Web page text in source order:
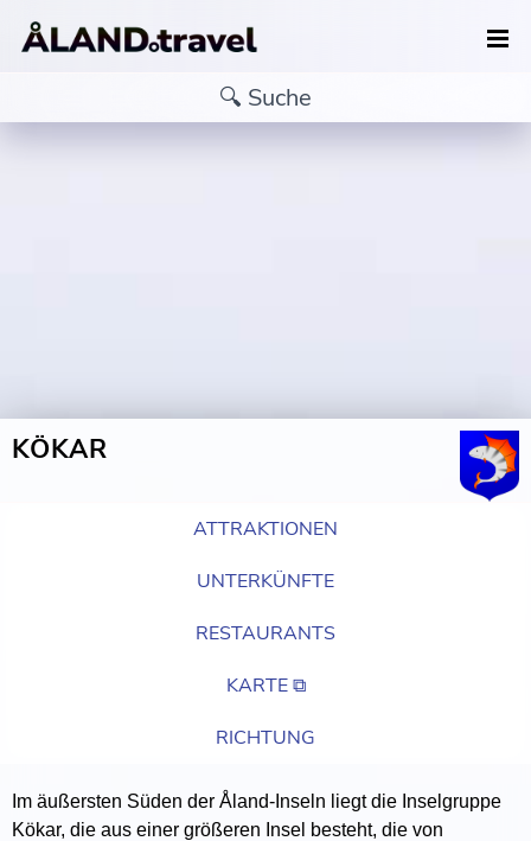
KÖKAR
ATTRAKTIONEN
UNTERKÜNFTE
RESTAURANTS
KARTE ⧉
RICHTUNG
Im äußersten Süden der Åland-Inseln liegt die Inselgruppe
Kökar, die aus einer größeren Insel besteht, die von